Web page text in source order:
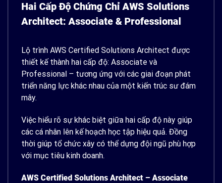
Hai Cấp Độ Chứng Chỉ AWS Solutions
Architect: Associate & Professional
Lộ trình AWS Certified Solutions Architect được
thiết kế thành hai cấp độ: Associate và
Professional – tương ứng với các giai đoạn phát
triển năng lực khác nhau của một kiến trúc sư đám
mây.
Việc hiểu rõ sự khác biệt giữa hai cấp độ này giúp
các cá nhân lên kế hoạch học tập hiệu quả. Đồng
thời giúp tổ chức xây có thể dựng đội ngũ phù hợp
với mục tiêu kinh doanh.
AWS Certified Solutions Architect – Associate